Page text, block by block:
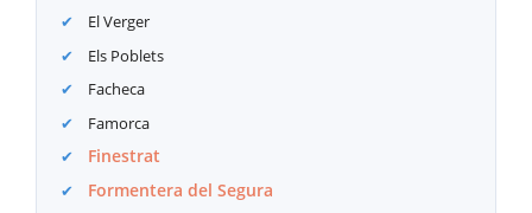
El Verger
Els Poblets
Facheca
Famorca
Finestrat
Formentera del Segura